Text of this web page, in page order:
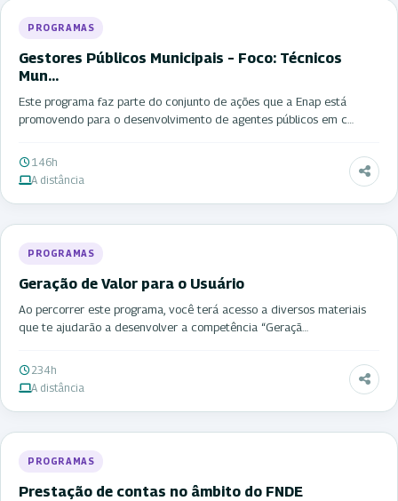
PROGRAMAS
Gestores Públicos Municipais – Foco: Técnicos
Mun…
Este programa faz parte do conjunto de ações que a Enap está
promovendo para o desenvolvimento de agentes públicos em c…
146h
A distância
PROGRAMAS
Geração de Valor para o Usuário
Ao percorrer este programa, você terá acesso a diversos materiais
que te ajudarão a desenvolver a competência “Geraçã…
234h
A distância
PROGRAMAS
Prestação de contas no âmbito do FNDE